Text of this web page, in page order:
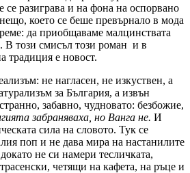
се разиграва и на фона на оспорвано
което се беше превърнало в мода
да приобщаваме малцинствата
В този смисъл този роман и в
традиция е новост.
не нагласен, не изкуствен, а
за България, а извън
забавно, чудновато: безбожие,
забраняваха, но Ванга не. И
сила на словото. Тук се
поп и не дава мира на настанилите
не си намери тесличката,
четящи на кафета, на ръце и